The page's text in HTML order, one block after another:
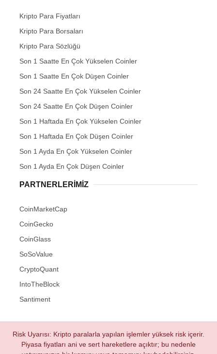
Kripto Para Fiyatları
Kripto Para Borsaları
Kripto Para Sözlüğü
Son 1 Saatte En Çok Yükselen Coinler
Son 1 Saatte En Çok Düşen Coinler
Son 24 Saatte En Çok Yükselen Coinler
Son 24 Saatte En Çok Düşen Coinler
Son 1 Haftada En Çok Yükselen Coinler
Son 1 Haftada En Çok Düşen Coinler
Son 1 Ayda En Çok Yükselen Coinler
Son 1 Ayda En Çok Düşen Coinler
PARTNERLERIMIZ
CoinMarketCap
CoinGecko
CoinGlass
SoSoValue
CryptoQuant
IntoTheBlock
Santiment
Risk Uyarısı: Kripto paralarla yapılan işlemler yüksek risk içerir.
Piyasa fiyatları ani ve sert hareketlere açıktır; bu nedenle